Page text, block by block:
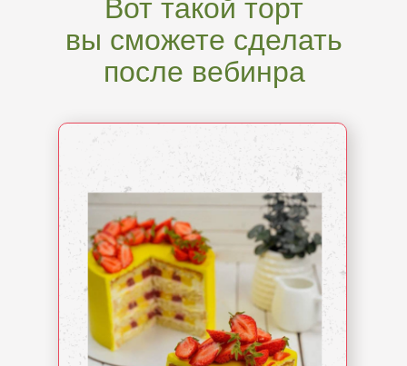
Вот такой торт
вы сможете сделать
после вебинра